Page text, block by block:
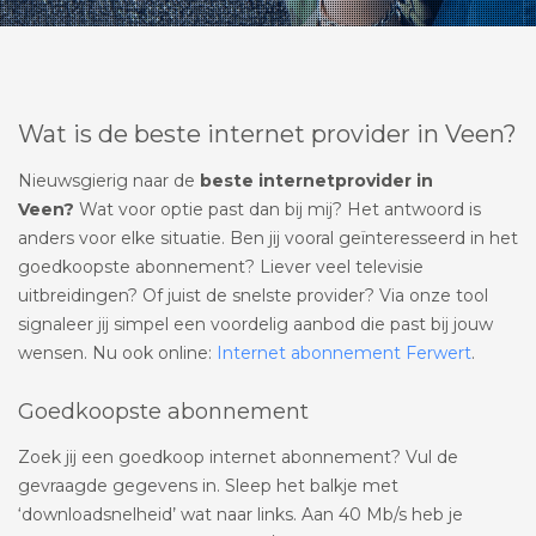
Wat is de beste internet provider in Veen?
Nieuwsgierig naar de beste internetprovider in
Veen? Wat voor optie past dan bij mij? Het antwoord is
anders voor elke situatie. Ben jij vooral geïnteresseerd in het
goedkoopste abonnement? Liever veel televisie
uitbreidingen? Of juist de snelste provider? Via onze tool
signaleer jij simpel een voordelig aanbod die past bij jouw
wensen. Nu ook online: Internet abonnement Ferwert.
Goedkoopste abonnement
Zoek jij een goedkoop internet abonnement? Vul de
gevraagde gegevens in. Sleep het balkje met
‘downloadsnelheid’ wat naar links. Aan 40 Mb/s heb je